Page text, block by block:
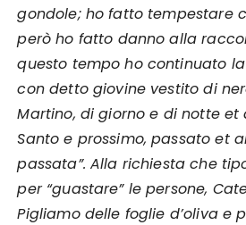
gondole; ho fatto tempestare
però ho fatto danno alla
questo tempo ho continuato
con detto giovine vestito di
Martino, di giorno e di notte et
Santo e prossimo, passato et
passata”. Alla richiesta che
per “guastare” le persone,
Pigliamo delle foglie d’oliva e